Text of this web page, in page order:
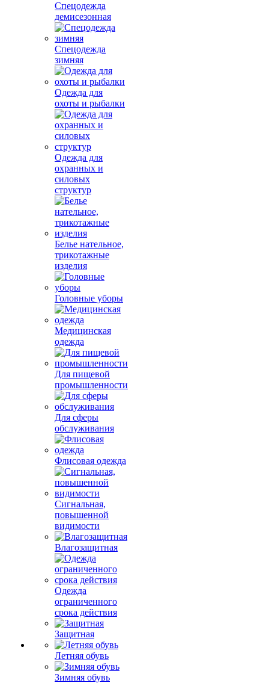
Спецодежда
демисезонная
Спецодежда
зимняя
Одежда для
охоты и рыбалки
Одежда для
охранных и
силовых
структур
Белье нательное,
трикотажные
изделия
Головные уборы
Медицинская
одежда
Для пищевой
промышленности
Для сферы
обслуживания
Флисовая одежда
Сигнальная,
повышенной
видимости
Влагозащитная
Одежда
ограниченного
срока действия
Защитная
Летняя обувь
Зимняя обувь